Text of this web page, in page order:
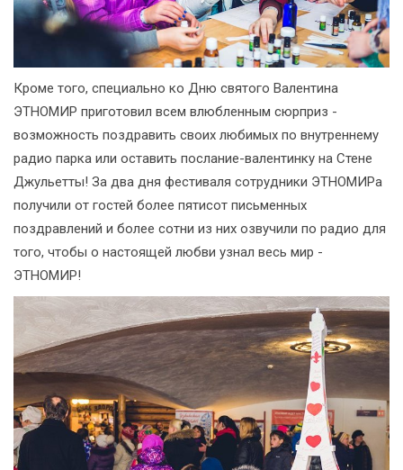
Кроме того, специально ко Дню святого Валентина
ЭТНОМИР приготовил всем влюбленным сюрприз -
возможность поздравить своих любимых по внутреннему
радио парка или оставить послание-валентинку на Стене
Джульетты! За два дня фестиваля сотрудники ЭТНОМИРа
получили от гостей более пятисот письменных
поздравлений и более сотни из них озвучили по радио для
того, чтобы о настоящей любви узнал весь мир -
ЭТНОМИР!